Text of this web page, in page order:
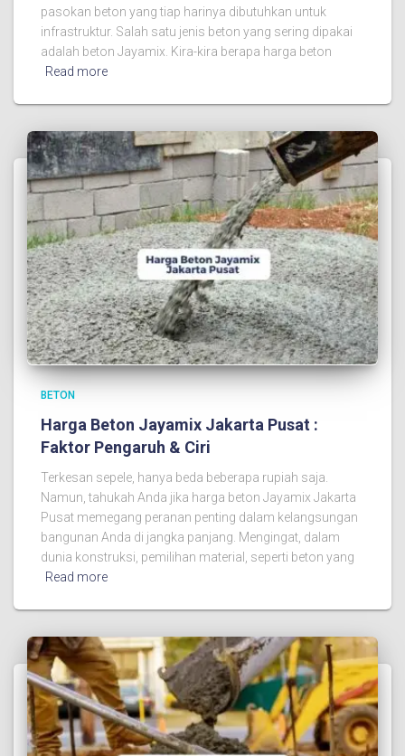
pasokan beton yang tiap harinya dibutuhkan untuk
infrastruktur. Salah satu jenis beton yang sering dipakai
adalah beton Jayamix. Kira-kira berapa harga beton
Read more
BETON
Harga Beton Jayamix Jakarta Pusat :
Faktor Pengaruh & Ciri
Terkesan sepele, hanya beda beberapa rupiah saja.
Namun, tahukah Anda jika harga beton Jayamix Jakarta
Pusat memegang peranan penting dalam kelangsungan
bangunan Anda di jangka panjang. Mengingat, dalam
dunia konstruksi, pemilihan material, seperti beton yang
Read more